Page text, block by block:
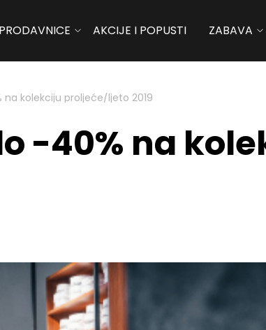
AKCIJE I POPUSTI ZABAVA
kolekciju proljeće/ljeto 2019
-40% na